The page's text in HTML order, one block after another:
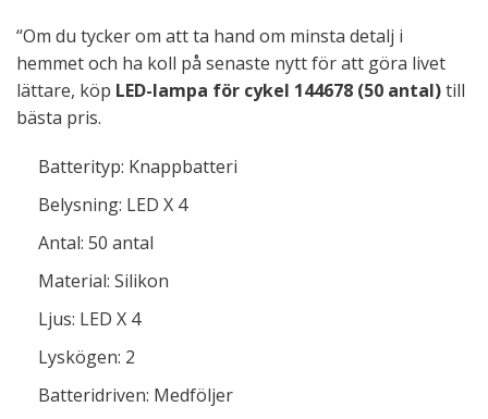
“Om du tycker om att ta hand om minsta detalj i
hemmet och ha koll på senaste nytt för att göra livet
lättare, köp LED-lampa för cykel 144678 (50 antal)till
bästa pris.
Batterityp: Knappbatteri
Belysning: LED X 4
Antal: 50 antal
Material: Silikon
Ljus: LED X 4
Lyskögen: 2
Batteridriven: Medföljer